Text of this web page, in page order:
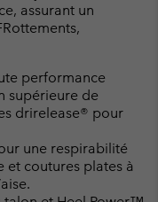
assurant un
performance
supérieure de
drirelease® pour
une respirabilité
et coutures plates à